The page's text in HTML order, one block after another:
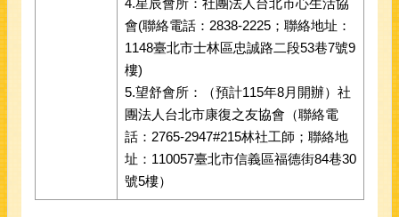
4.星辰會所：社團法人台北市心生活協
會(聯絡電話：2838-2225；聯絡地址：
1148臺北市士林區忠誠路二段53巷7號9
樓)
5.望舒會所：（預計115年8月開辦）社
團法人台北市康復之友協會（聯絡電
話：2765-2947#215林社工師；聯絡地
址：110057臺北市信義區福德街84巷30
號5樓）